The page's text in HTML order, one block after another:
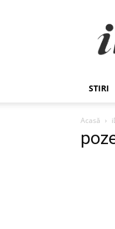
STIRI
Acasă